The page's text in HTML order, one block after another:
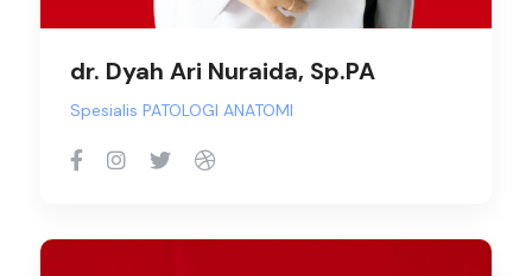
dr. Dyah Ari Nuraida, Sp.PA
Spesialis PATOLOGI ANATOMI